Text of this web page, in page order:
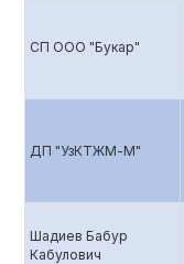
СП ООО "Букар"
ДП "УзКТЖМ-М"
Шадиев Бабур
Кабулович